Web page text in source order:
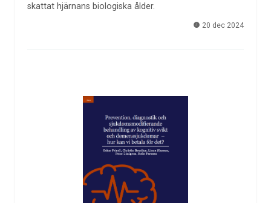
skattat hjärnans biologiska ålder.
20 dec 2024